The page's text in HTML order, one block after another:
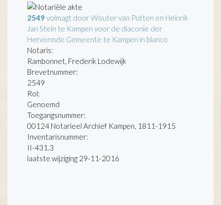
2549 volmagt door Wouter van Putten en Heinrik
Jan Stein te Kampen voor de diaconie der
Hervormde Gemeente te Kampen in blanco
Notaris:
Rambonnet, Frederik Lodewijk
Brevetnummer:
2549
Rol:
Genoemd
Toegangsnummer:
00124 Notarieel Archief Kampen, 1811-1915
Inventarisnummer:
II-431.3
laatste wijziging 29-11-2016